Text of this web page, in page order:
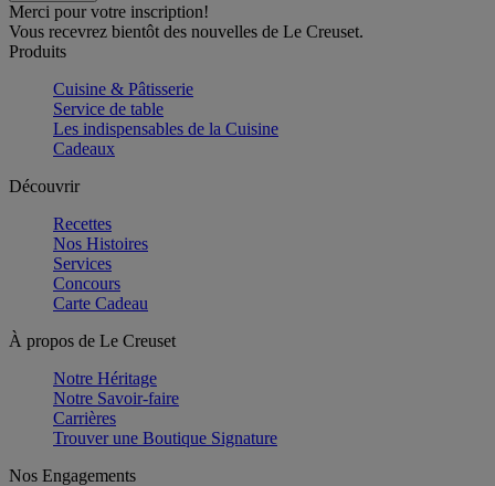
Merci pour votre inscription!
Vous recevrez bientôt des nouvelles de Le Creuset.
Produits
Cuisine & Pâtisserie
Service de table
Les indispensables de la Cuisine
Cadeaux
Découvrir
Recettes
Nos Histoires
Services
Concours
Carte Cadeau
À propos de Le Creuset
Notre Héritage
Notre Savoir-faire
Carrières
Trouver une Boutique Signature
Nos Engagements